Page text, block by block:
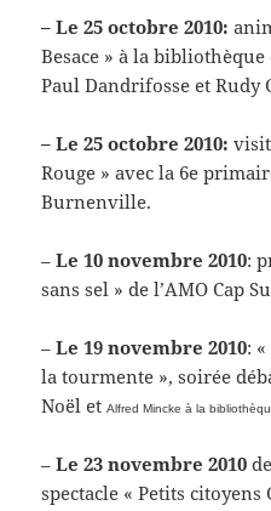
– Le 25 octobre 2010:
Besace » à la
Paul Dandrifosse et Rudy
– Le 25 octobre 2010:
Rouge » avec la 6e
Burnenville.
–Le 10 novembre 2010:
sans sel » de l’AMO Cap
–Le 19 novembre 2010:
la tourmente », soirée
Noël etAlfred Mincke à la
–Le 23 novembre 2010
spectacle « Petits